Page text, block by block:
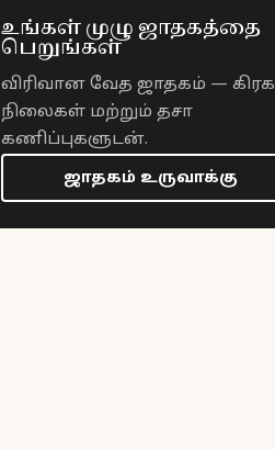
உங்கள் முழு ஜாதகத்தை
பெறுங்கள்
விரிவான வேத ஜாதகம் — கிரக
நிலைகள் மற்றும் தசா
கணிப்புகளுடன்.
ஜாதகம் உருவாக்கு